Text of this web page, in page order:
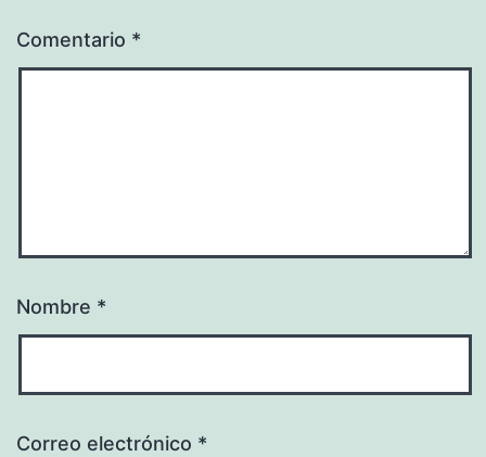
Comentario *
Nombre *
Correo electrónico *